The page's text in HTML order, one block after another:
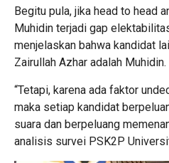
Begitu pula, jika head to head
Muhidin terjadi gap
menjelaskan bahwa kandidat
Zairullah Azhar adalah Muhidin.
“Tetapi, karena ada faktor
maka setiap kandidat
suara dan berpeluang
analisis survei PSK2P